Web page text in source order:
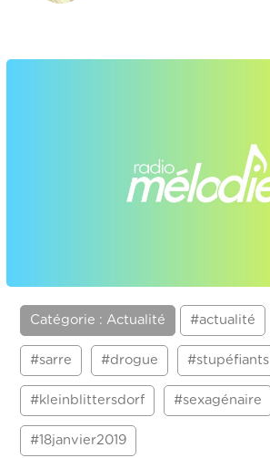
Catégorie : Actualité #actualité
#sarre #drogue #stupéfiants
#kleinblittersdorf #sexagénaire
#18janvier2019